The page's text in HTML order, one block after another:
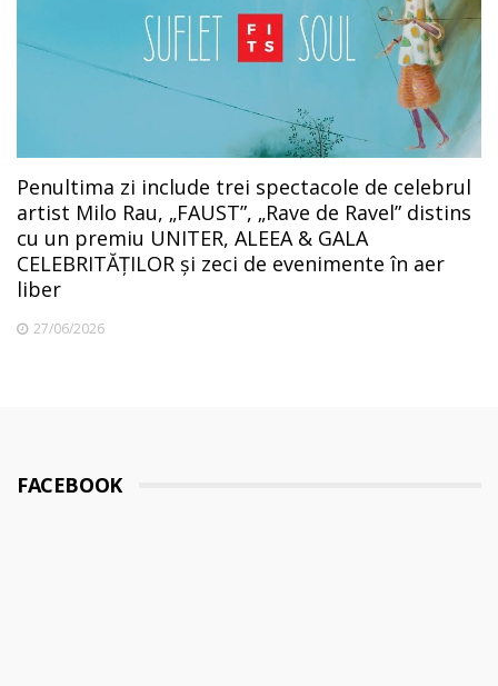
Penultima zi include trei spectacole de celebrul
artist Milo Rau, „FAUST”, „Rave de Ravel” distins
cu un premiu UNITER, ALEEA & GALA
CELEBRITĂȚILOR și zeci de evenimente în aer
liber
27/06/2026
FACEBOOK